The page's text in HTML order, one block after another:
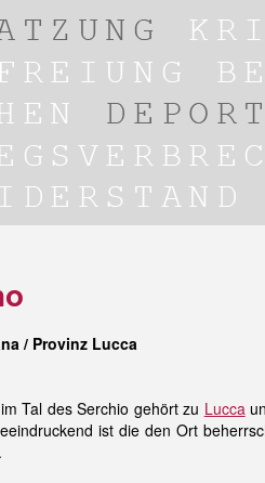
/ Provinz Lucca
Tal des Serchio gehört zu Lucca
ist die den Ort